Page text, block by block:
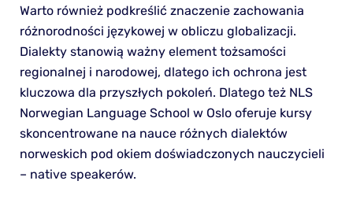
Warto również podkreślić znaczenie zachowania
różnorodności językowej w obliczu globalizacji.
Dialekty stanowią ważny element tożsamości
regionalnej i narodowej, dlatego ich ochrona jest
kluczowa dla przyszłych pokoleń. Dlatego też NLS
Norwegian Language School w Oslo oferuje kursy
skoncentrowane na nauce różnych dialektów
norweskich pod okiem doświadczonych nauczycieli
– native speakerów.